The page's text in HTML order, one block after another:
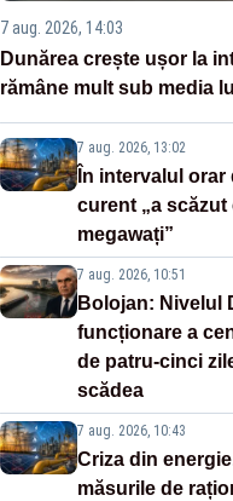
7 aug. 2026, 14:03
Dunărea crește ușor la
rămâne mult sub media
7 aug. 2026, 13:02
În intervalul orar
curent „a scăzut
megawați”
7 aug. 2026, 10:51
Bolojan: Nivelul
funcționare a
de patru-cinci
scădea
7 aug. 2026, 10:43
Criza din
măsurile de